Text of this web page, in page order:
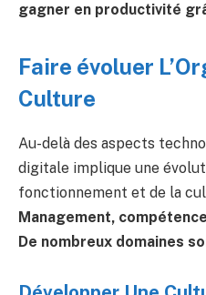
gagner en productivité
Faire évoluer
Culture
Au-delà des aspects
digitale implique une
fonctionnement et de la
Management,
De nombreux domaines